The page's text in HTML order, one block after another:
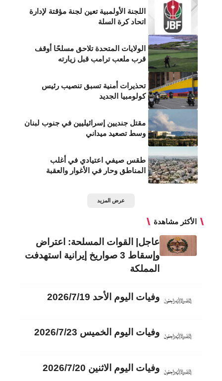
اللجنة الأولمبية تعين لجنة مؤقتة لإدارة
اتحاد كرة السلة
الولايات المتحدة تلاحق مسلحًا أوقف
قرب ملعب ترامب قبل زيارته
تحذيرات أمنية تسبق تنصيب رئيس
كولومبيا الجديد
مقتل جنديين إسرائيليين في جنوب لبنان
وسط تصعيد ميداني
طقس صيفي اعتيادي في أغلب
المناطق وحار في الأغوار والعقبة
عرض المزيد
الأكثر مشاهدة
عاجل| القوات المسلحة: اعتراض
وإسقاط 3 صواريخ إيرانية استهدفت
المملكة
وفيات اليوم الأحد 2026/7/19
وفيات اليوم الخميس 2026/7/23
وفيات اليوم الاثنين 2026/7/20